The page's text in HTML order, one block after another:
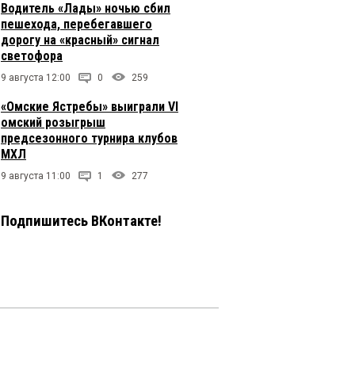
Водитель «Лады» ночью сбил
пешехода, перебегавшего
дорогу на «красный» сигнал
светофора
9 августа 12:00 0 259
«Омские Ястребы» выиграли VI
омский розыгрыш
предсезонного турнира клубов
МХЛ
9 августа 11:00 1 277
Подпишитесь ВКонтакте!